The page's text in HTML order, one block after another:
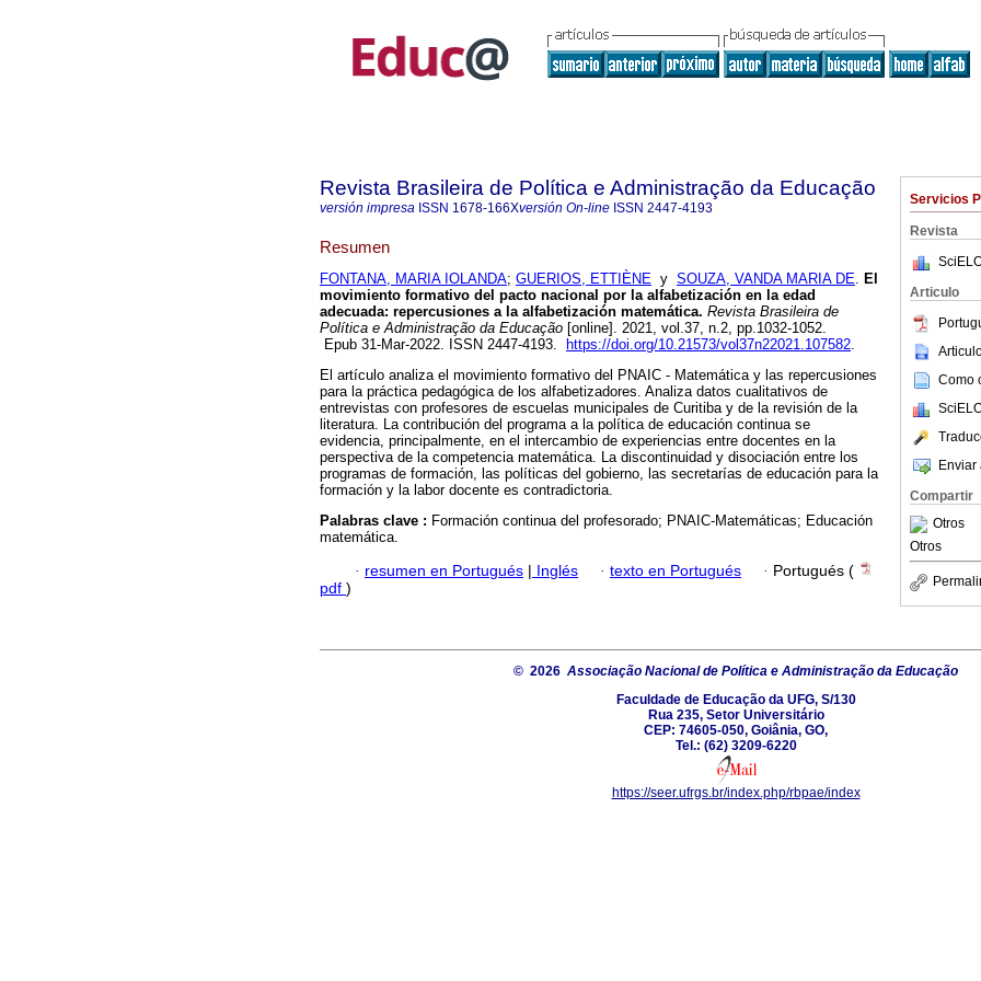
Servicios
Revista
Articulo
Como
Enviar
Compartir
Otros
Otros
Revista Brasileira de Política e Administração da Educação
versión impresa ISSN 1678-166Xversión On-line ISSN 2447-4193
Resumen
FONTANA, MARIA IOLANDA; GUERIOS, ETTIÈNE y SOUZA, VANDA MARIA DE. El
movimiento formativo del pacto nacional por la alfabetización en la edad
adecuada: repercusiones a la alfabetización matemática. Revista Brasileira de
Política e Administração da Educação [online]. 2021, vol.37, n.2, pp.1032-1052.
Epub 31-Mar-2022. ISSN 2447-4193.
https://doi.org/10.21573/vol37n22021.107582.
El artículo analiza el movimiento formativo del PNAIC - Matemática y las repercusiones
para la práctica pedagógica de los alfabetizadores. Analiza datos cualitativos de
entrevistas con profesores de escuelas municipales de Curitiba y de la revisión de la
literatura. La contribución del programa a la política de educación continua se
evidencia, principalmente, en el intercambio de experiencias entre docentes en la
perspectiva de la competencia matemática. La discontinuidad y disociación entre los
programas de formación, las políticas del gobierno, las secretarías de educación para la
formación y la labor docente es contradictoria.
Palabras clave : Formación continua del profesorado; PNAIC-Matemáticas; Educación
matemática.
· resumen en Portugués | Inglés · texto en Portugués · Portugués (
pdf )
© 2026 Associação Nacional de Política e Administração da Educação
Faculdade de Educação da UFG, S/130
Rua 235, Setor Universitário
CEP: 74605-050, Goiânia, GO,
Tel.: (62) 3209-6220
https://seer.ufrgs.br/index.php/rbpae/index